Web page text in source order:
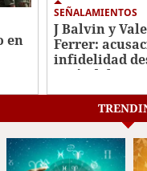
en
SEÑALAMIENTOS
J Balvin y
Ferrer:
infidelidad
escándalo